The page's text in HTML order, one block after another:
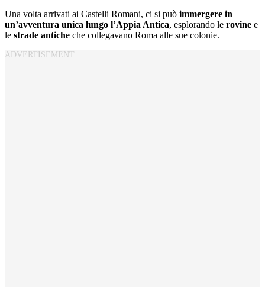
Una volta arrivati ai Castelli Romani, ci si può immergere in
un’avventura unica lungo l’Appia Antica, esplorando le rovine e
le strade antiche che collegavano Roma alle sue colonie.